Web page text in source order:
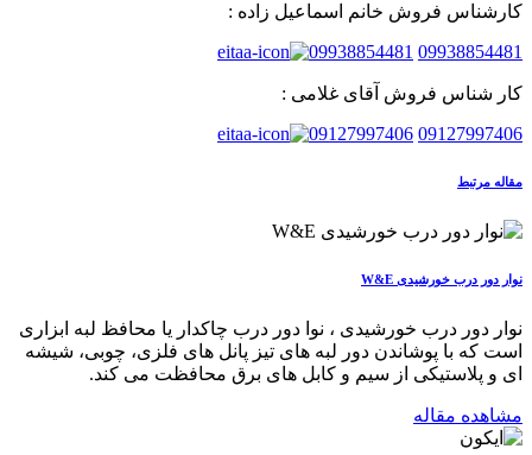
کارشناس فروش خانم اسماعیل زاده :
09938854481
09938854481
کار شناس فروش آقای غلامی :
09127997406
09127997406
مقاله مرتبط
نوار دور درب خورشیدی W&E
نوار دور درب خورشیدی ، نوا دور درب چاکدار یا محافظ لبه ابزاری
است که با پوشاندن دور لبه های تیز پانل های فلزی، چوبی، شیشه
ای و پلاستیکی از سیم و کابل های برق محافظت می کند.
مشاهده مقاله